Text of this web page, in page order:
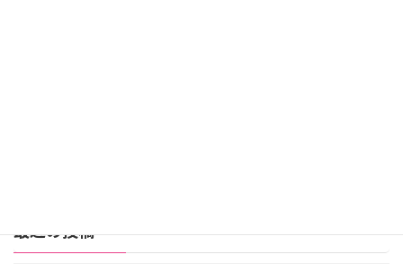
最近の投稿